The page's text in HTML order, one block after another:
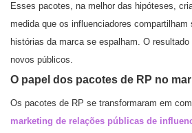
Esses pacotes, na melhor das hipóteses,
medida que os influenciadores
histórias da marca se espalham. O
novos públicos.
O papel dos pacotes de RP no
Os pacotes de RP se transformaram em
marketing de relações públicas de